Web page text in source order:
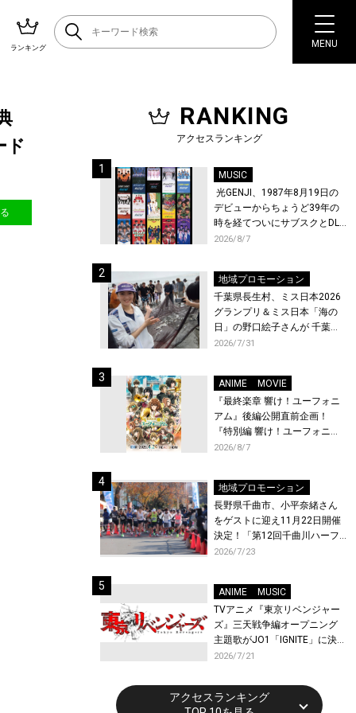
ランキング MENU
ド
RANKING
アクセスランキング
MUSIC
光GENJI、1987年8月19日の
デビューからちょうど39年の
時を経てついにサブスクとDL
配信が解禁！
2026/8/7
地域プロモーション
千葉県長生村、ミス日本2026
グランプリ＆ミス日本「海の
日」の野口絵子さんが 千葉県
唯一の村・長生村で地引網を
2026/7/31
ANIME
MOVIE
『最終楽章 響け！ユーフォニ
アム』後編公開直前企画！
『特別編 響け！ユーフォニア
ム〜アンサンブルコンテス
映が決定！
2026/8/7
地域プロモーション
長野県千曲市、小平奈緒さん
をゲストに迎え11月22日開催
決定！「第12回千曲川ハーフ
マラソン」エントリー受付開
2026/7/23
ANIME
MUSIC
TVアニメ『東京リベンジャー
ズ』三天戦争編オープニング
主題歌がJO1「IGNITE」に決
定！メンバー全員から喜びと
トが到着！9月に東京・大阪で
先行上映会を開催！
2026/7/21
アクセスランキング